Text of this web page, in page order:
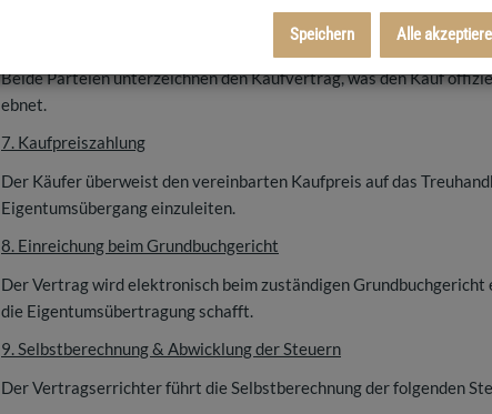
Beide Parteien unterzeichnen den Kaufvertrag, was den Kauf
ebnet.
7. Kaufpreiszahlung
Der Käufer überweist den vereinbarten Kaufpreis auf das
Eigentumsübergang einzuleiten.
8. Einreichung beim Grundbuchgericht
Der Vertrag wird elektronisch beim zuständigen
die Eigentumsübertragung schafft.
9. Selbstberechnung & Abwicklung der Steuern
Der Vertragserrichter führt die Selbstberechnung der folgenden
Speichern Alle